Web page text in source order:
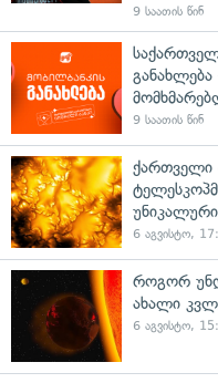
9 საათის წინ
9 საათის წინ
ქართველი
6 აგვისტო,
როგორ
ახალი
6 აგვისტო,